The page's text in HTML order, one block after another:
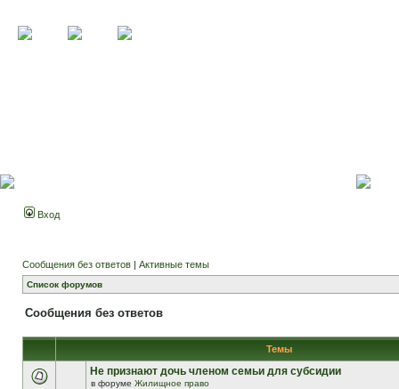
Вход
Сообщения без ответов | Активные темы
Список форумов
Сообщения без ответов
Темы
Не признают дочь членом семьи для субсидии
в форуме Жилищное право